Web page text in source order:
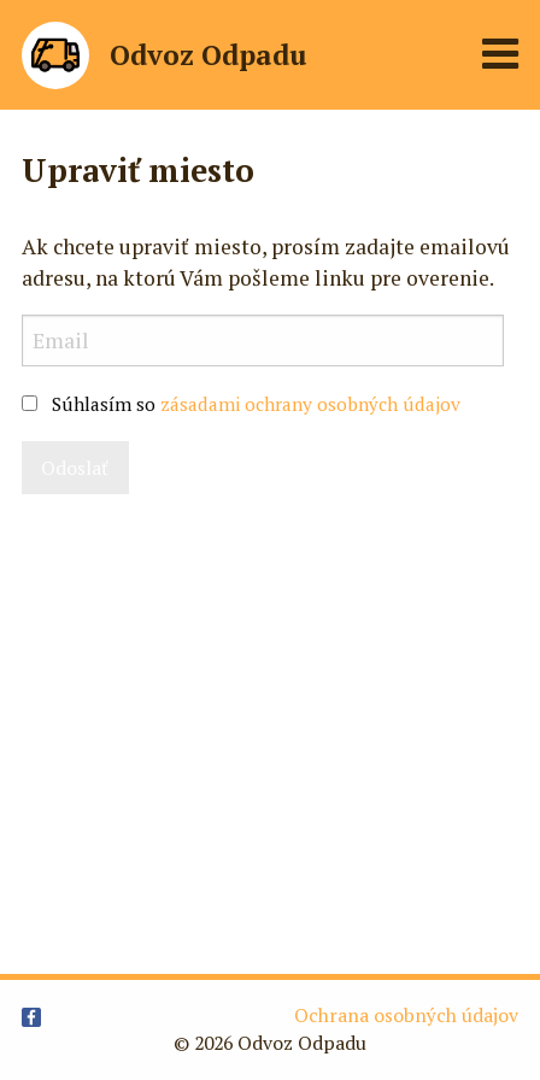
Odvoz Odpadu
Upraviť miesto
Ak chcete upraviť miesto, prosím zadajte emailovú
adresu, na ktorú Vám pošleme linku pre overenie.
Súhlasím so zásadami ochrany osobných údajov
Ochrana osobných údajov
© 2026 Odvoz Odpadu